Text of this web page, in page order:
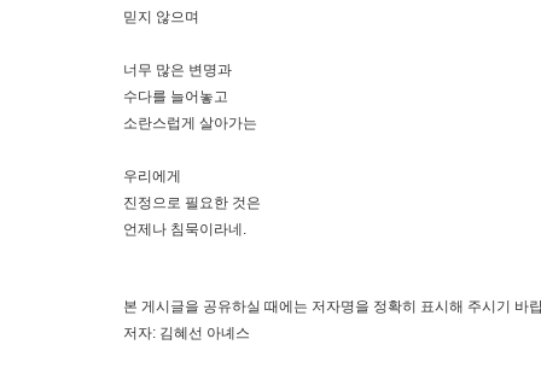
믿지 않으며
너무 많은 변명과
수다를 늘어놓고
소란스럽게 살아가는
우리에게
진정으로 필요한 것은
언제나 침묵이라네.
본 게시글을 공유하실 때에는 저자명을 정확히 표시해 주시기 바
저자: 김혜선 아녜스